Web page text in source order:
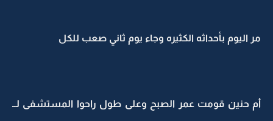
مر اليوم بأحداثه الكثيره وجاء يوم ثاني صعب للكل
أم حنين قومت عمر الصبح وعلى طول راحوا المستشفى لــ